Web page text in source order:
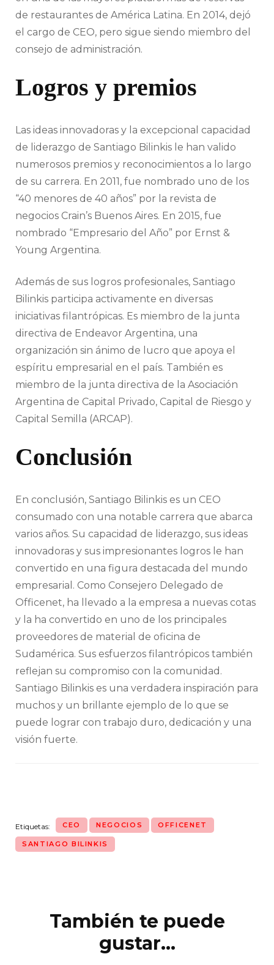
de restaurantes de América Latina. En 2014, dejó
el cargo de CEO, pero sigue siendo miembro del
consejo de administración.
Logros y premios
Las ideas innovadoras y la excepcional capacidad
de liderazgo de Santiago Bilinkis le han valido
numerosos premios y reconocimientos a lo largo
de su carrera. En 2011, fue nombrado uno de los
“40 menores de 40 años” por la revista de
negocios Crain’s Buenos Aires. En 2015, fue
nombrado “Empresario del Año” por Ernst &
Young Argentina.
Además de sus logros profesionales, Santiago
Bilinkis participa activamente en diversas
iniciativas filantrópicas. Es miembro de la junta
directiva de Endeavor Argentina, una
organización sin ánimo de lucro que apoya el
espíritu empresarial en el país. También es
miembro de la junta directiva de la Asociación
Argentina de Capital Privado, Capital de Riesgo y
Capital Semilla (ARCAP).
Conclusión
En conclusión, Santiago Bilinkis es un CEO
consumado con una notable carrera que abarca
varios años. Su capacidad de liderazgo, sus ideas
innovadoras y sus impresionantes logros le han
convertido en una figura destacada del mundo
empresarial. Como Consejero Delegado de
Officenet, ha llevado a la empresa a nuevas cotas
y la ha convertido en uno de los principales
proveedores de material de oficina de
Sudamérica. Sus esfuerzos filantrópicos también
reflejan su compromiso con la comunidad.
Santiago Bilinkis es una verdadera inspiración para
muchos y un brillante ejemplo de lo que se
puede lograr con trabajo duro, dedicación y una
visión fuerte.
Etiquetas: CEO NEGOCIOS OFFICENET
SANTIAGO BILINKIS
NavegaciónTambién te puede
gustar...